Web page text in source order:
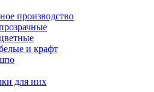
производство
и крафт
для них